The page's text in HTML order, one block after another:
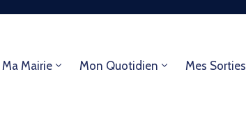
Ma Mairie Mon Quotidien Mes Sorties